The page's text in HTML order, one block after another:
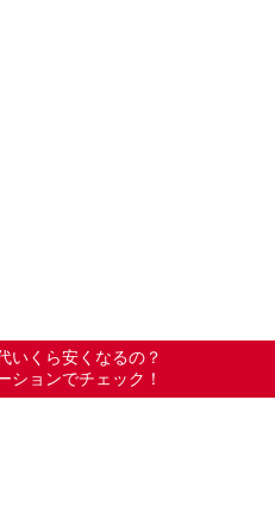
いくら安くなるの？
ションでチェック！